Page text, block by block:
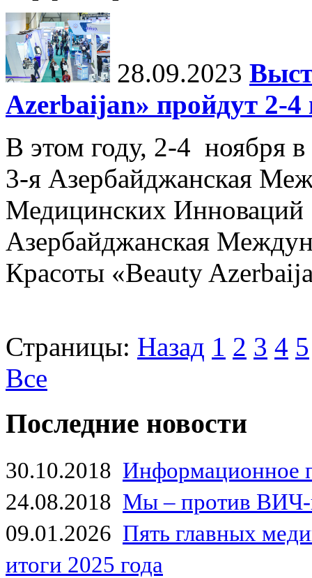
28.09.2023
Azerbaijan» пройдут 2-4
В этом году, 2-4 ноября
3-я Азербайджанская
Медицинских Инноваций
Азербайджанская
Красоты «Beauty
Страницы: Назад 1 2 3 4 5
Все
Последние новости
30.10.2018 Информационное
24.08.2018 Мы – против
09.01.2026 Пять главных
итоги 2025 года